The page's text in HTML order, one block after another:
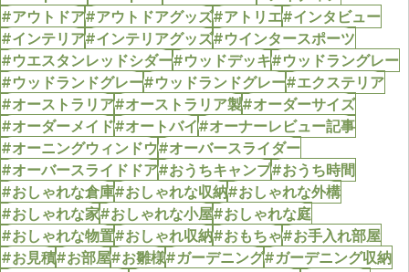
#アウトドア#アウトドアグッズ#アトリエ#インタビュー
#インテリア#インテリアグッズ#ウインタースポーツ
#ウエスタンレッドシダー#ウッドデッキ#ウッドラングレー
#ウッドランドグレー#ウッドランドグレー#エクステリア
#オーストラリア#オーストラリア製#オーダーサイズ
#オーダーメイド#オートバイ#オーナーレビュー記事
#オーニングウィンドウ#オーバースライダー
#オーバースライドドア#おうちキャンプ#おうち時間
#おしゃれな倉庫#おしゃれな収納#おしゃれな外構
#おしゃれな家#おしゃれな小屋#おしゃれな庭
#おしゃれな物置#おしゃれ収納#おもちゃ#お手入れ部屋
#お見積#お部屋#お雛様#ガーデニング#ガーデニング収納